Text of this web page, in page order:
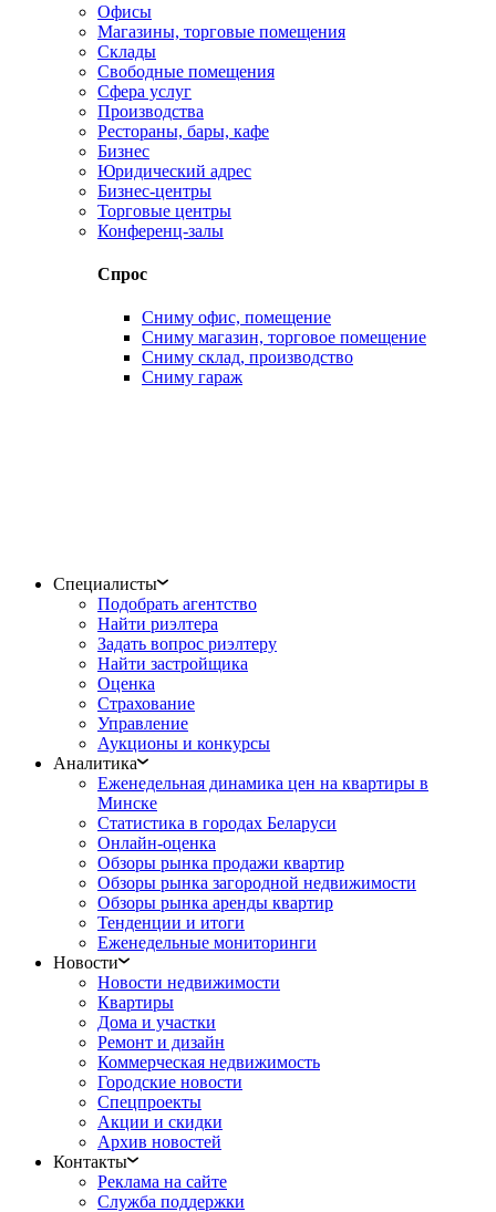
Офисы
Магазины, торговые помещения
Склады
Свободные помещения
Сфера услуг
Производства
Рестораны, бары, кафе
Бизнес
Юридический адрес
Бизнес-центры
Торговые центры
Конференц-залы
Спрос
Сниму офис, помещение
Сниму магазин, торговое помещение
Сниму склад, производство
Сниму гараж
Специалисты
Подобрать агентство
Найти риэлтера
Задать вопрос риэлтеру
Найти застройщика
Оценка
Страхование
Управление
Аукционы и конкурсы
Аналитика
Еженедельная динамика цен на квартиры в
Минске
Статистика в городах Беларуси
Онлайн-оценка
Обзоры рынка продажи квартир
Обзоры рынка загородной недвижимости
Обзоры рынка аренды квартир
Тенденции и итоги
Еженедельные мониторинги
Новости
Новости недвижимости
Квартиры
Дома и участки
Ремонт и дизайн
Коммерческая недвижимость
Городские новости
Спецпроекты
Акции и скидки
Архив новостей
Контакты
Реклама на сайте
Служба поддержки